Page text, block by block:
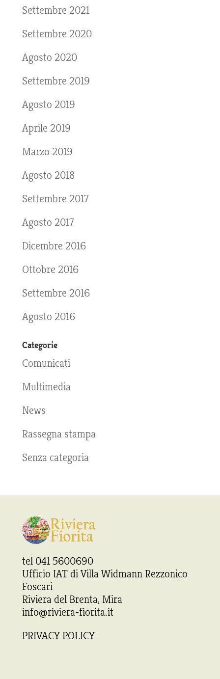
Settembre 2021
Settembre 2020
Agosto 2020
Settembre 2019
Agosto 2019
Aprile 2019
Marzo 2019
Agosto 2018
Settembre 2017
Agosto 2017
Dicembre 2016
Ottobre 2016
Settembre 2016
Agosto 2016
Categorie
Comunicati
Multimedia
News
Rassegna stampa
Senza categoria
tel 041 5600690
Ufficio IAT di Villa Widmann Rezzonico
Foscari
Riviera del Brenta, Mira
info@riviera-fiorita.it
PRIVACY POLICY